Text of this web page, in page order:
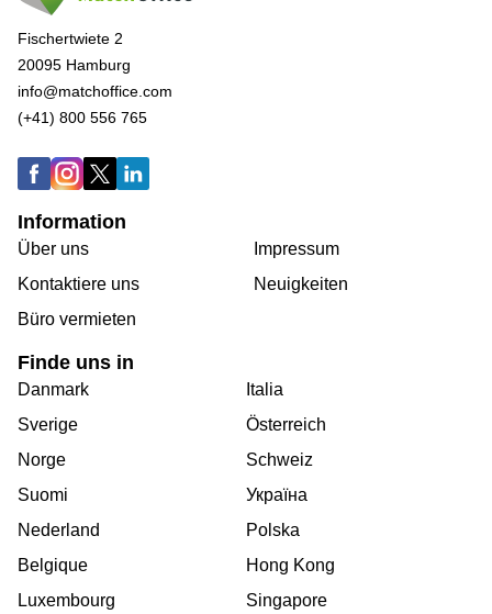
Fischertwiete 2
20095 Hamburg
info@matchoffice.com
(+41) 800 556 765
Information
Über uns
Kontaktiere uns
Büro vermieten
Impressum
Neuigkeiten
Finde uns in
Danmark
Sverige
Norge
Suomi
Nederland
Belgique
Luxembourg
Italia
Österreich
Schweiz
Україна
Polska
Hong Kong
Singapore